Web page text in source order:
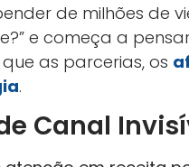
de milhões de
e começa a
as parcerias, os
.
Canal